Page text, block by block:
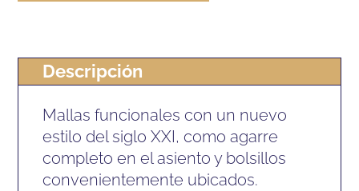
SEAT
cantidad
Descripción
Mallas funcionales con un nuevo
estilo del siglo XXI, como agarre
completo en el asiento y bolsillos
convenientemente ubicados.